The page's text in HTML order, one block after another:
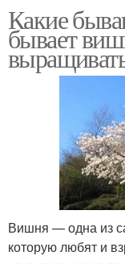
Какие
бывает
Вишня — одна из
которую любят и